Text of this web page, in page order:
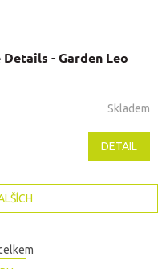
- Garden Leo
Skladem
DETAIL